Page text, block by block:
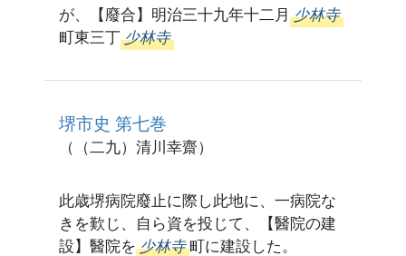
が、【廢合】明治三十九年十二月 少林寺
町東三丁 少林寺
堺市史 第七巻
（（二九）清川幸齋）
此歳堺病院廢止に際し此地に、一病院な
きを歎じ、自ら資を投じて、【醫院の建
設】醫院を 少林寺 町に建設した。